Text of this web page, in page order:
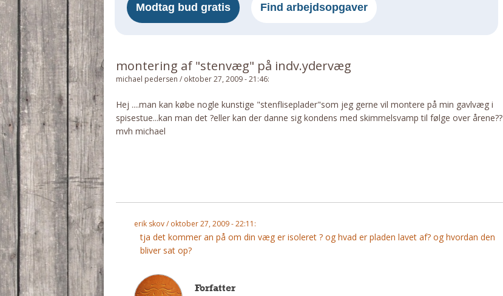
Modtag bud gratis Find arbejdsopgaver
montering af "stenvæg" på indv.ydervæg
michael pedersen / oktober 27, 2009 - 21:46:
Hej ....man kan købe nogle kunstige "stenfliseplader"som jeg gerne vil montere på min gavlvæg i
spisestue...kan man det ?eller kan der danne sig kondens med skimmelsvamp til følge over årene??
mvh michael
erik skov / oktober 27, 2009 - 22:11:
tja det kommer an på om din væg er isoleret ? og hvad er pladen lavet af? og hvordan den
bliver sat op?
Forfatter